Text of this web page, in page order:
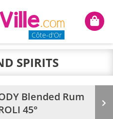
Côte-d'Or
Mon
SPIRITS
Blended Rum
45°